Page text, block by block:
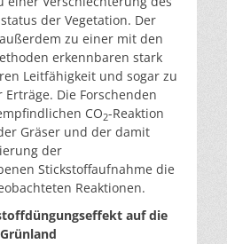
der Vegetation. Der
zu einer mit den
erkennbaren stark
Leitfähigkeit und sogar zu
Die Forschenden
CO2-Reaktion
Gräser und der damit
der
Stickstoffaufnahme die
Reaktionen.
auf die